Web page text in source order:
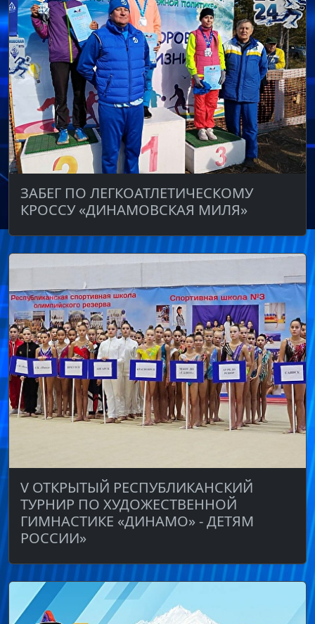
ЗАБЕГ ПО ЛЕГКОАТЛЕТИЧЕСКОМУ
КРОССУ «ДИНАМОВСКАЯ МИЛЯ»
V ОТКРЫТЫЙ РЕСПУБЛИКАНСКИЙ
ТУРНИР ПО ХУДОЖЕСТВЕННОЙ
ГИМНАСТИКЕ «ДИНАМО» - ДЕТЯМ
РОССИИ»